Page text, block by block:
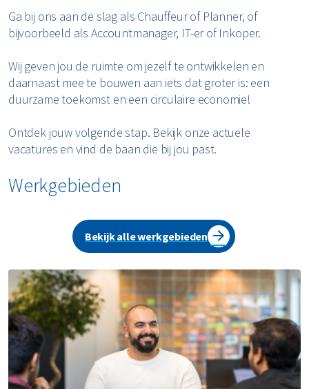
Ga bij ons aan de slag als Chauffeur of Planner, of
bijvoorbeeld als Accountmanager, IT-er of Inkoper.
Wij geven jou de ruimte om jezelf te ontwikkelen en
daarnaast mee te bouwen aan iets dat groter is: een
duurzame toekomst en een circulaire economie!
Ontdek jouw volgende stap. Bekijk onze actuele
vacatures en vind de baan die bij jou past.
Werkgebieden
Bekijk alle werkgebieden